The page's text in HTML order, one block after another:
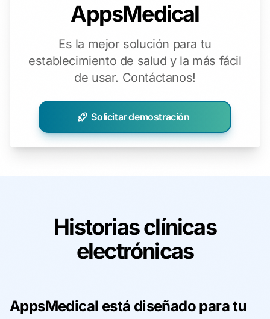
AppsMedical
Es la mejor solución para tu
establecimiento de salud y la más fácil
de usar. Contáctanos!
Solicitar demostración
Historias clínicas
electrónicas
AppsMedical está diseñado para tu